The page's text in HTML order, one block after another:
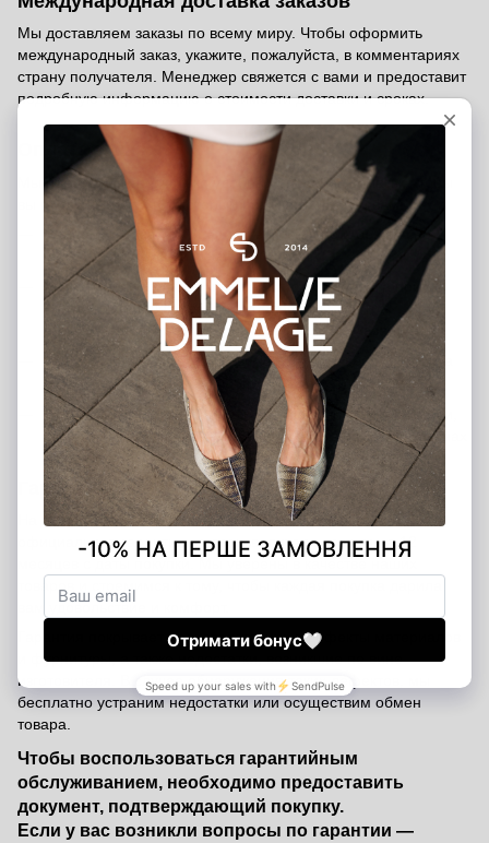
Мы доставляем заказы по всему миру. Чтобы оформить
международный заказ, укажите, пожалуйста, в комментариях
страну получателя. Менеджер свяжется с вами и предоставит
подробную информацию о стоимости доставки и сроках.
Оплата заказа
Мы предлагаем несколько удобных способов оплаты, чтобы
вы могли выбрать тот, который подходит именно вам:
Банковской картой на сайте
— быстро и безопасно
через платёжную систему
Наложенный платёж (послеоплата) — оплата при
получении после внесения предоплаты 200 грн
(предоплата является гарантией вашего заказа)
Банковский перевод— вы можете перевести средства
на наш расчётный счёт
Оплата в шоурумах— можно рассчитаться наличными,
банковской картой или через терминал в наших магазинах
в Киеве и Харькове
Гарантия от производителя - 12 месяцев.
На все изделия Emmelie Delage распространяется
официальная гарантия от производителя сроком на 12
месяцев с даты покупки. Мы уверены в качестве наших
товаров и стремимся к тому, чтобы каждая покупка дарила
вам удовольствие и комфорт.
Гарантия покрывает производственные дефекты материалов
и фурнитуры, а также недостатки, возникшие по вине
изготовителя. В случае обнаружения таких дефектов, мы
бесплатно устраним недостатки или осуществим обмен
товара.
Чтобы воспользоваться гарантийным
обслуживанием, необходимо предоставить
документ, подтверждающий покупку.
Если у вас возникли вопросы по гарантии —